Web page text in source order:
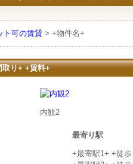
ト可の賃貸 > +物件名+
取り+ +賃料+
内観2
最寄り駅
+最寄駅1+ +徒